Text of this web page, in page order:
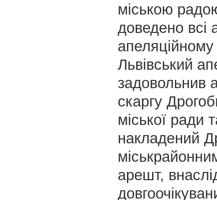
міською
доведено всі
апеляційному
Львівський
задовольнив
скаргу
міської ради
накладений
арешт,